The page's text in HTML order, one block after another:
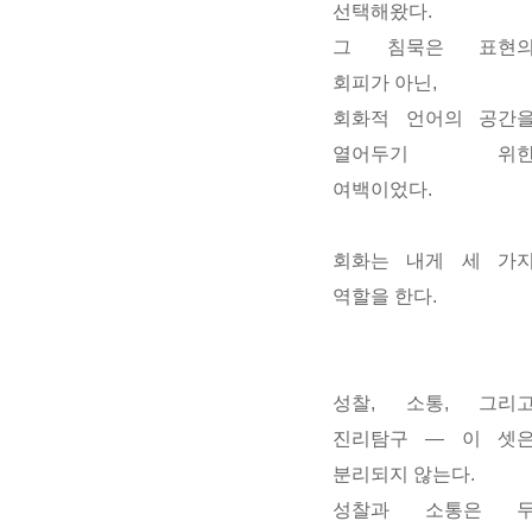
선택해왔다.
그 침묵은 표현
회피가 아닌,
회화적 언어의 공간
열어두기 위
여백이었다.
회화는 내게 세 가
역할을 한다.
성찰, 소통, 그리
진리탐구— 이 셋
분리되지 않는다.
성찰과 소통은